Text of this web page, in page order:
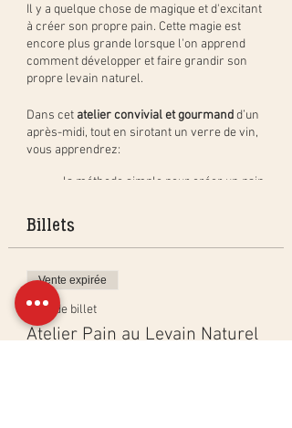
Il y a quelque chose de magique et d'excitant
à créer son propre pain. Cette magie est
encore plus grande lorsque l'on apprend
comment développer et faire grandir son
propre levain naturel.
Dans cet atelier convivial et gourmandd’un
après-midi, tout en sirotant un verre de vin,
vous apprendrez:
la méthode simple pour créer un pain
en pratique. Vous repartirez avec
votre pâton à cuire à la maison (pain
de 400gr) et cuirez un pain en groupe
à déguster pendant l'apéritif;
comment créer, activer et entretenir
un levain naturel ainsi que les
les différentes techniques de cuisson
Billets
Vente expirée
Type de billet
Atelier Pain au Levain Naturel